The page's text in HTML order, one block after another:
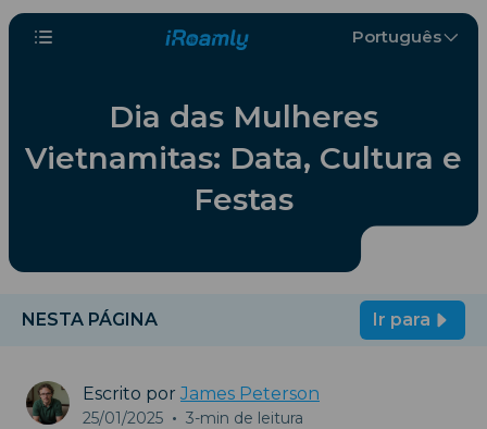
Português
Dia das Mulheres
Vietnamitas: Data, Cultura e
Festas
NESTA PÁGINA Ir para
Escrito por James Peterson
25/01/2025 • 3-min de leitura